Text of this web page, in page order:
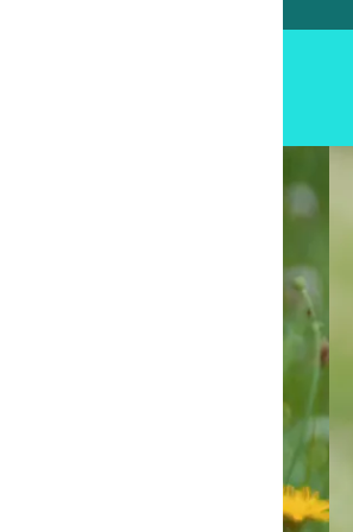
Ce site et des sites